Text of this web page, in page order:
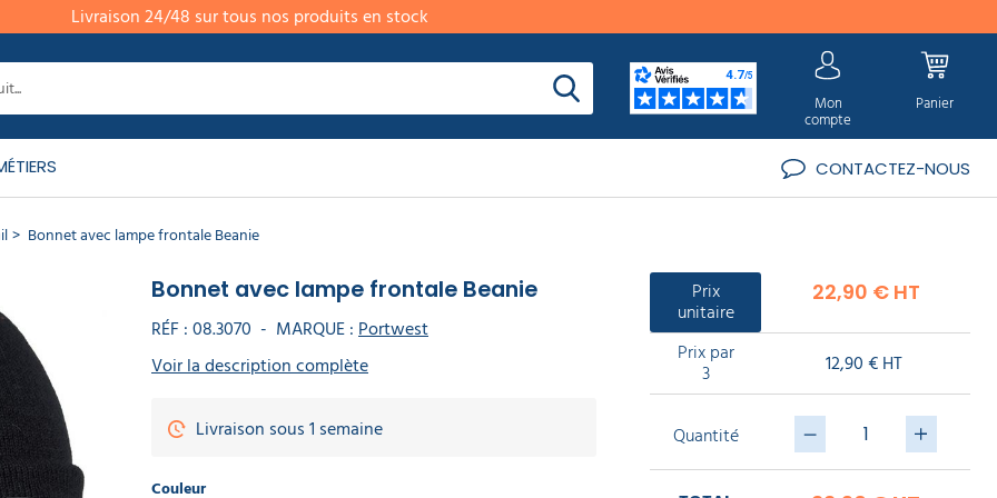
Livraison 24/48 sur tous nos produits en stock
Mon
compte
Panier
CONTACTEZ-NOUS
Bonnet avec lampe frontale​ Beanie
Bonnet avec lampe frontale​ Beanie
RÉF :08.3070 - MARQUE :Portwest
Voir la description complète
Livraison sous 1 semaine
Couleur
Prix
unitaire
22,90 € HT
Prix par
3 12,90 € HT
Quantité